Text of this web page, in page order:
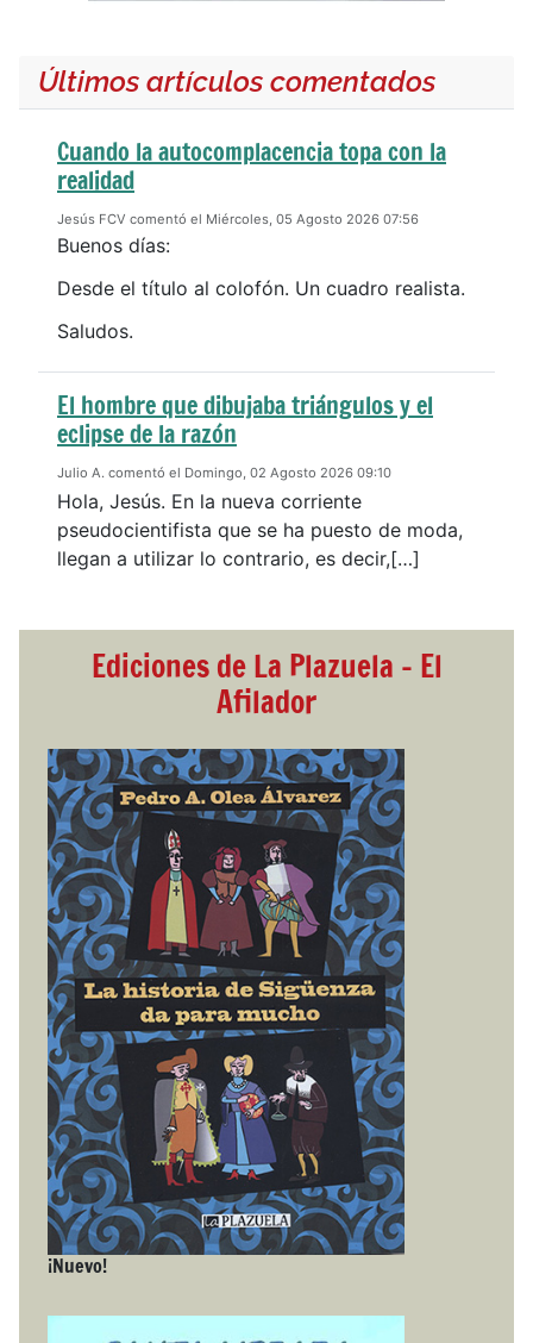
Últimos artículos comentados
Cuando la autocomplacencia topa con la
realidad
Jesús FCV comentó el Miércoles, 05 Agosto 2026 07:56
Buenos días:
Desde el título al colofón. Un cuadro realista.
Saludos.
El hombre que dibujaba triángulos y el
eclipse de la razón
Julio A. comentó el Domingo, 02 Agosto 2026 09:10
Hola, Jesús. En la nueva corriente
pseudocientifista que se ha puesto de moda,
llegan a utilizar lo contrario, es decir,[…]
Ediciones de La Plazuela - El
Afilador
¡Nuevo!